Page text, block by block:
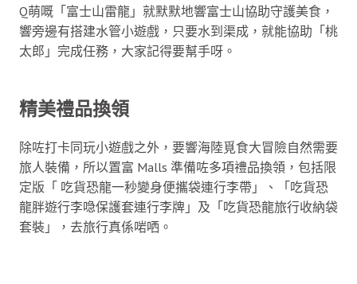
Q萌嘅「富士山雷龍」就默默地響富士山協助守護美食，
響旁邊有搭建水管小遊戲，只要水到渠成，就能協助「桃
太郎」完成任務，大家記得要幫手呀。
精美禮品換領
除咗打卡同玩小遊戲之外，要響海陸覓食大冒險自然需要
旅人裝備，所以置富 Malls 準備咗多項禮品換領，包括限
定版「 吃貨恐龍一秒變身便攜袋連行李帶」、「吃貨恐
龍胖遊行李喼保護套連行李牌」及「吃貨恐龍旅行收納袋
套裝」，去旅行真係啱哂。